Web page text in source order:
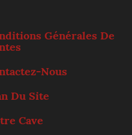
Générales De
Nous
Du Site
Cave